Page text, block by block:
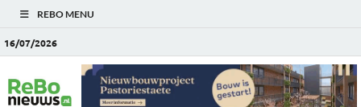
REBO MENU
16/07/2026